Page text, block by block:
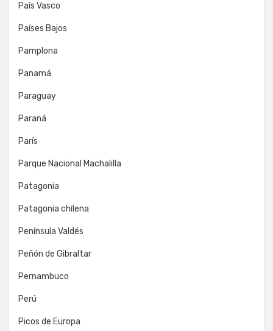
País Vasco
Países Bajos
Pamplona
Panamá
Paraguay
Paraná
París
Parque Nacional Machalilla
Patagonia
Patagonia chilena
Península Valdés
Peñón de Gibraltar
Pernambuco
Perú
Picos de Europa